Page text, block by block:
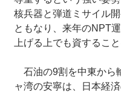
核兵器と弾道ミサイル
ともなり、来年のNPT
上げる上でも資するこ
石油の9割を中東から
ャ湾の安寧は、日本経